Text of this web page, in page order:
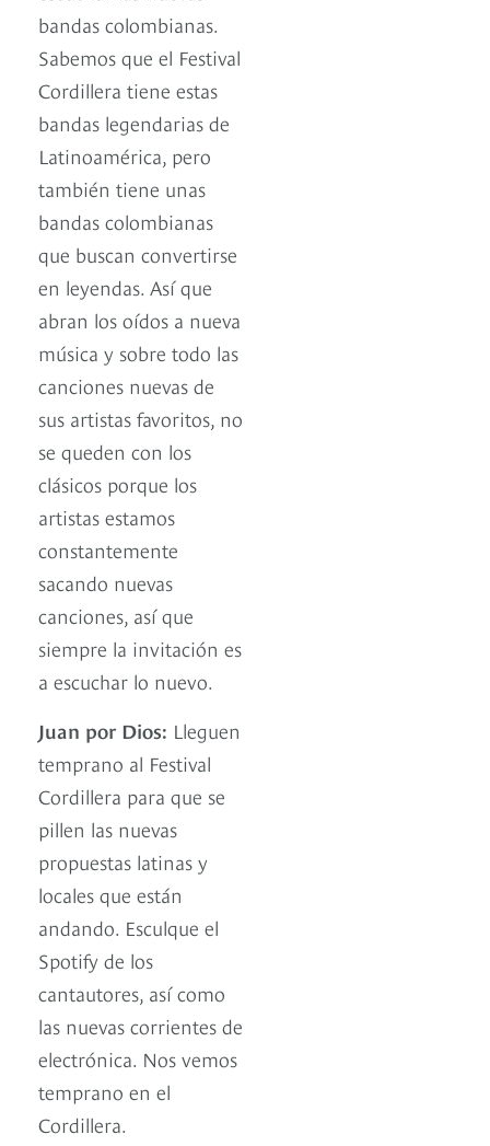
bandas colombianas.
Sabemos que el Festival
Cordillera tiene estas
bandas legendarias de
Latinoamérica, pero
también tiene unas
bandas colombianas
que buscan convertirse
en leyendas. Así que
abran los oídos a nueva
música y sobre todo las
canciones nuevas de
sus artistas favoritos, no
se queden con los
clásicos porque los
artistas estamos
constantemente
sacando nuevas
canciones, así que
siempre la invitación es
a escuchar lo nuevo.
Juan por Dios: Lleguen
temprano al Festival
Cordillera para que se
pillen las nuevas
propuestas latinas y
locales que están
andando. Esculque el
Spotify de los
cantautores, así como
las nuevas corrientes de
electrónica. Nos vemos
temprano en el
Cordillera.